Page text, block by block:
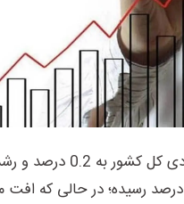
رشد اقتصادی کل
منفی 0.3 درصد رسیده؛ در حالی که